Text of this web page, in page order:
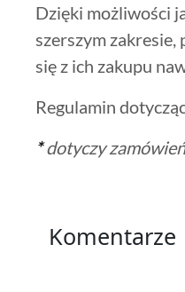
Dzięki możliwości
szerszym
się z ich zakupu
Regulamin
*dotyczy
Komentarze